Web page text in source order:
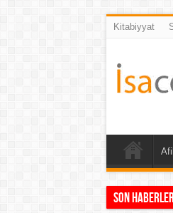
Kitabiyyat
Son